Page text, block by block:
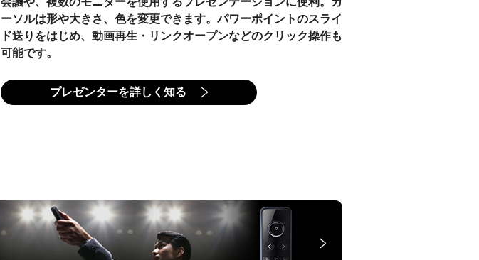
ーソルは形や大きさ、色を変更できます。パワーポイントのスライ
ド送りをはじめ、動画再生・リンクオープンなどのクリック操作も
可能です。
プレゼンターを詳しく知る